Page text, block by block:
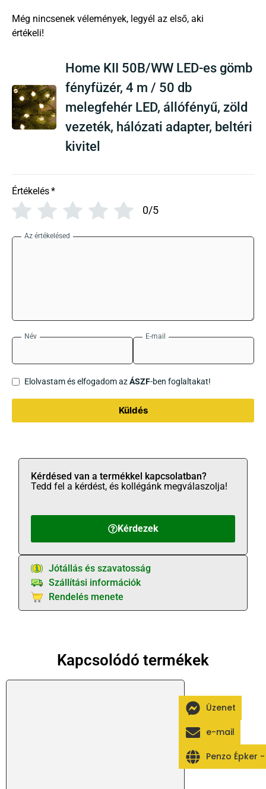
Home KII 50B/WW LED-es gömb
fényfüzér, 4 m / 50 db
melegfehér LED, állófényű, zöld
vezeték, hálózati adapter, beltéri
kivitel
Értékelés*
0/5
Az értékelésed
Név E-mail
Elolvastam és elfogadom azÁSZF-ben foglaltakat!
Küldés
Kérdezek
Kérdésed van a termékkel kapcsolatban?
Tedd fel a kérdést, és kollégánk megválaszolja!
Jótállás és szavatosság
Szállítási információk
Rendelés menete
Kapcsolódó termékek
Üzenet
e-mail
Penzo Épker